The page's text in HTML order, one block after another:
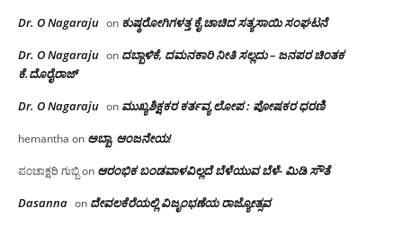
Dr. O Nagaraju on ಕುಷ್ಠರೋಗಿಗಳತ್ತ ಕೈ ಚಾಚಿದ ಸತ್ಯಸಾಯಿ ಸಂಘಟನೆ
Dr. O Nagaraju on ದಬ್ಬಾಳಿಕೆ, ದಮನಕಾರಿ ನೀತಿ ಸಲ್ಲದು – ಜನಪರ ಚಿಂತಕ
ಕೆ.ದೊರೈರಾಜ್
Dr. O Nagaraju on ಮುಖ್ಯಶಿಕ್ಷಕರ ಕರ್ತವ್ಯ ಲೋಪ : ಪೋಷಕರ ಧರಣಿ
hemantha on ಅಬ್ಬಾ, ಆಂಜನೇಯ!
ಪಂಚಾಕ್ಷರಿ ಗುಬ್ಬಿon ಆರಂಭಿಕ ಬಂಡವಾಳವಿಲ್ಲದೆ ಬೆಳೆಯುವ ಬೆಳೆ- ಮಿಡಿ ಸೌತೆ
Dasanna on ದೇವಲಕೆರೆಯಲ್ಲಿ ವಿಜೃಂಭಣೆಯ ರಾಜ್ಯೋತ್ಸವ